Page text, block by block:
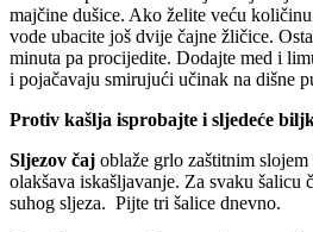
majčine dušice. Ako želite veću
vode ubacite još dvije čajne žličice.
minuta pa procijedite. Dodajte med i
i pojačavaju smirujući učinak na dišne
Protiv kašlja isprobajte i sljedeće
Sljezov čaj oblaže grlo zaštitnim
olakšava iskašljavanje. Za svaku šalicu
suhog sljeza. Pijte tri šalice dnevno.